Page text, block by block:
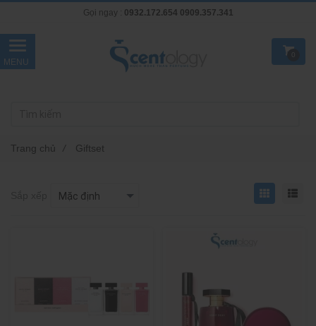
Trang chủ / Giftset
Gọi ngay : 0932.172.654 0909.357.341